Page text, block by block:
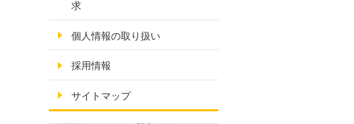
求
個人情報の取り扱い
採用情報
サイトマップ